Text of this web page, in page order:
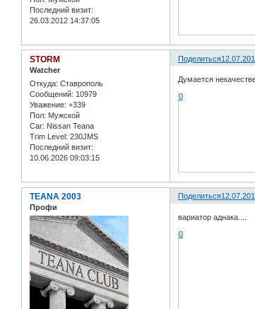
Последний визит:
26.03.2012 14:37:05
Поделиться
STORM
Watcher
Откуда: Ставрополь
Сообщений: 10979
Уважение: +339
Пол: Мужской
Car: Nissan Teana
Trim Level: 230JMS
Последний визит:
10.06.2026 09:03:15
Думается
0
Поделиться
TEANA 2003
Профи
вариатор аднака....
0